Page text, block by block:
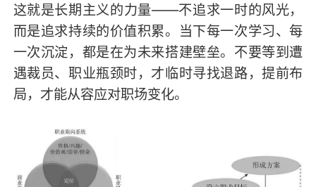
这就是长期主义的力量——不追求一时的风光，
而是追求持续的价值积累。当下每一次学习、每
一次沉淀，都是在为未来搭建壁垒。不要等到遭
遇裁员、职业瓶颈时，才临时寻找退路，提前布
局，才能从容应对职场变化。